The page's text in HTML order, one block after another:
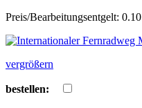
Preis/Bearbeitungsentgelt: 0.10
vergrößern
bestellen: